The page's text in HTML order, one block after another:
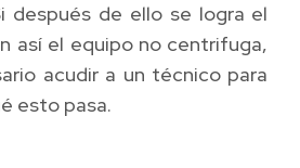
después de ello se logra el
así el equipo no centrifuga,
acudir a un técnico para
esto pasa.